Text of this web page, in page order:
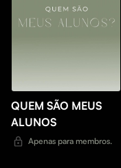
QUEM SÃO MEUS
ALUNOS
Apenas para membros.